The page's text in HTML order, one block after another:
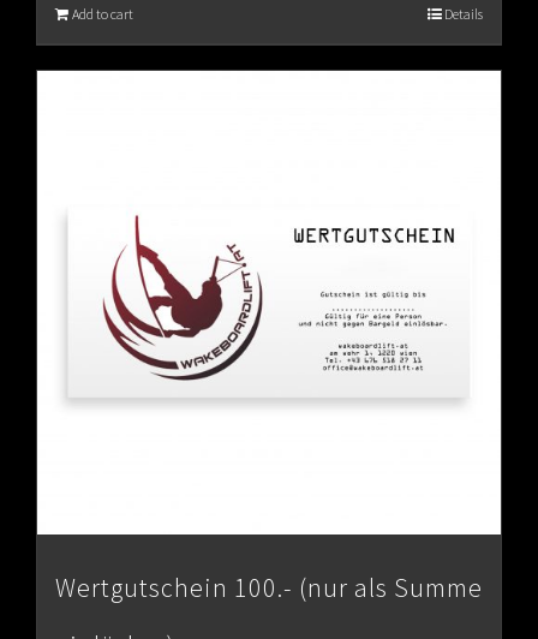
Add to cart Details
Wertgutschein 100.- (nur als Summe